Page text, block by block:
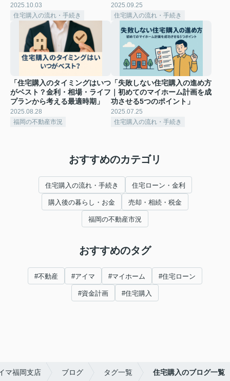
2025.10.03
住宅購入の流れ・手続き
2025.09.25
住宅購入の流れ・手続き
「住宅購入のタイミングはいつ
がベスト？金利・相場・ライフ
プランから考える最適時期」
2025.08.28
福岡の不動産市況
「失敗しない住宅購入の進め方
｜初めてのマイホーム計画を成
功させる5つのポイント」
2025.07.25
住宅購入の流れ・手続き
おすすめのカテゴリ
住宅購入の流れ・手続き 住宅ローン・金利
購入後の暮らし・お金 売却・相続・税金
福岡の不動産市況
おすすめのタグ
#不動産 #アイマ #マイホーム #住宅ローン
#資金計画 #住宅購入
マ福岡支店 ブログ タグ一覧 住宅購入のブログ一覧